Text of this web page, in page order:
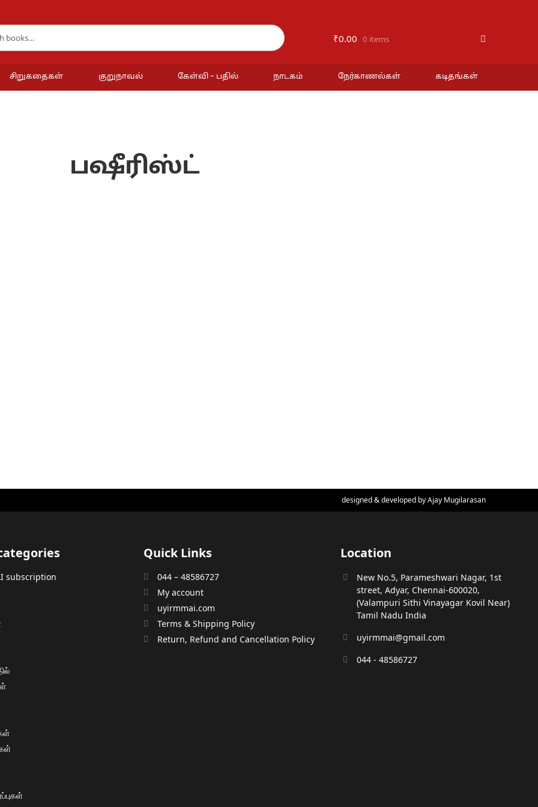
₹0.00 0 items
சிறுகதைகள் குறுநாவல் கேள்வி – பதில் நாடகம் நேர்காணல்கள் கடிதங்கள்
பஷீரிஸ்ட்
designed & developed byAjay Mugilarasan
subscription
Quick Links
044 – 48586727
My account
uyirmmai.com
Terms & Shipping Policy
Return, Refund and Cancellation Policy
Location
New No.5, Parameshwari Nagar, 1st
street, Adyar, Chennai-600020,
(Valampuri Sithi Vinayagar Kovil Near)
Tamil Nadu India
uyirmmai@gmail.com
044 - 48586727